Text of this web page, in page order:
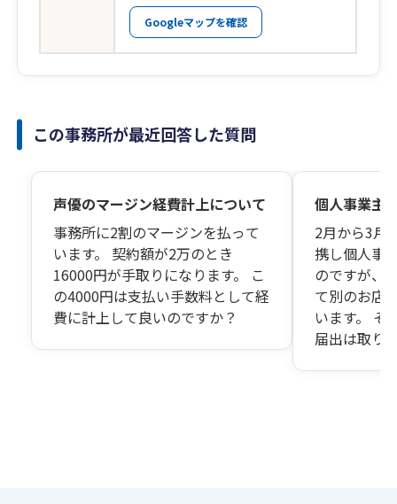
Googleマップを確認
この事務所が最近回答した質問
声優のマージン経費計上について
事務所に2割のマージンを払って
います。 契約額が2万のとき
16000円が手取りになります。 こ
の4000円は支払い手数料として経
費に計上して良いのですか？
個人事業主
2月から3月
携し個人事
のですが、
て別のお店
います。 そ
届出は取り